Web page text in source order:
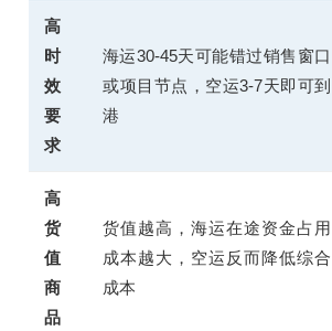
高
时
效
要
求
海运30-45天可能错过销售窗口
或项目节点，空运3-7天即可到
港
高
货
值
商
品
货值越高，海运在途资金占用
成本越大，空运反而降低综合
成本